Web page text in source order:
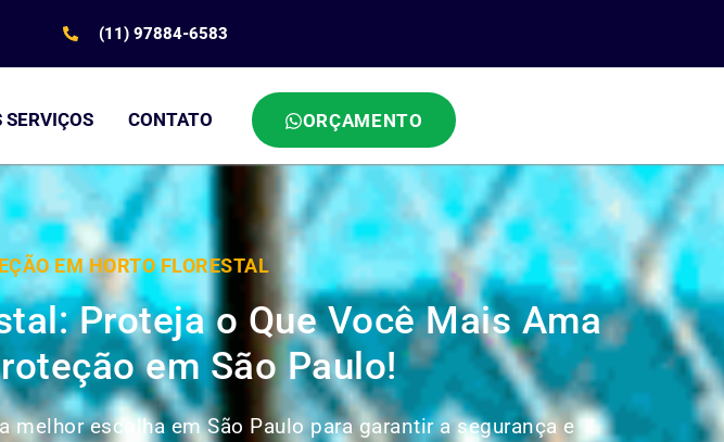
(11) 97884-6583
SERVIÇOS CONTATO ORÇAMENTO
EM HORTO FLORESTAL
Proteja o Que Você Mais Ama
em São Paulo!
melhor escolha em São Paulo para garantir a segurança e